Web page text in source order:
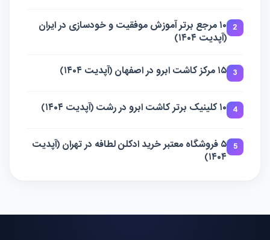
2
۱۰ مرجع برتر آموزش موفقیت و خودسازی در ایران
(آپدیت ۱۴۰۴)
3 ۱۵ مرکز کاشت ابرو در اصفهان (آپدیت ۱۴۰۴)
4 ۱۰ کلینیک برتر کاشت ابرو در رشت (آپدیت ۱۴۰۴)
5
۵ فروشگاه معتبر خرید ادکلن لطافه در تهران (آپدیت
۱۴۰۴)